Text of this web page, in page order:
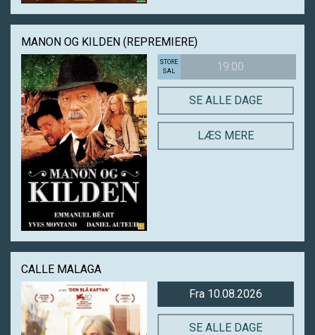
MANON OG KILDEN (REPREMIERE)
STORE
SAL
19:00
SE ALLE DAGE
LÆS MERE
CALLE MALAGA
Fra 10.08.2026
SE ALLE DAGE